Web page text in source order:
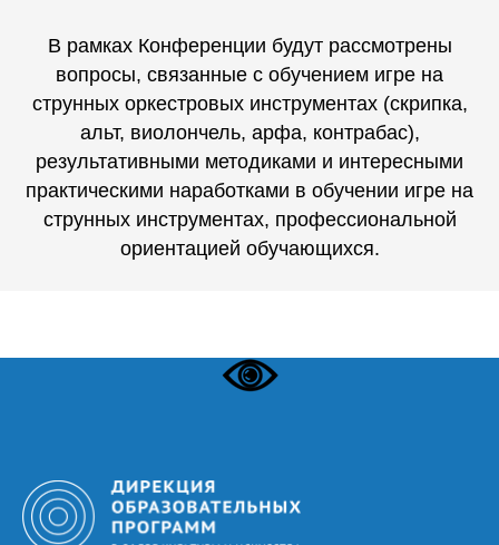
В рамках Конференции будут рассмотрены
вопросы, связанные с обучением игре на
струнных оркестровых инструментах (скрипка,
альт, виолончель, арфа, контрабас),
результативными методиками и интересными
практическими наработками в обучении игре на
струнных инструментах, профессиональной
ориентацией обучающихся.